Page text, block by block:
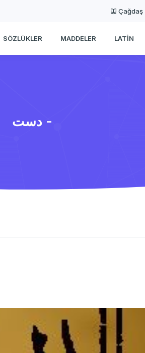
Çağdaş
SÖZLÜKLER MADDELER LATIN
دست -